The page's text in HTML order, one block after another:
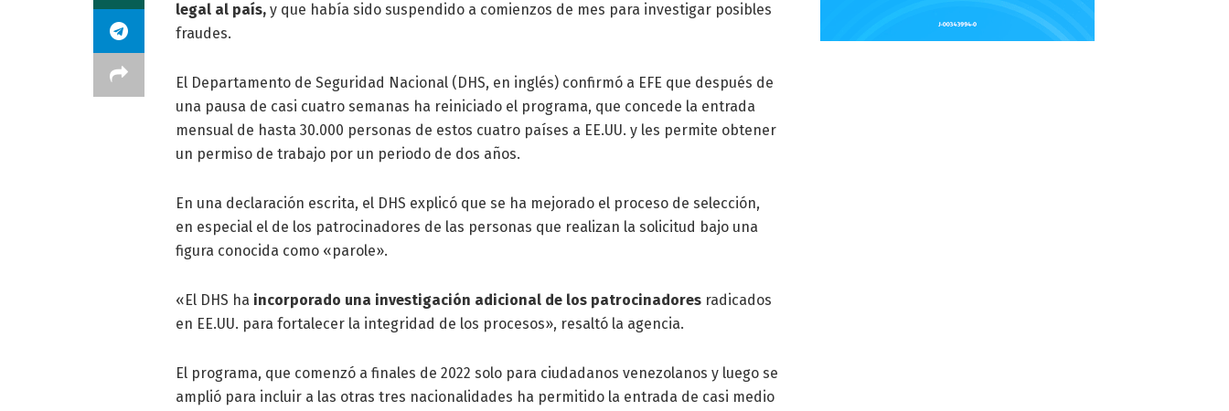
legal al país, y que había sido suspendido a comienzos de mes para investigar posibles
fraudes.
El Departamento de Seguridad Nacional (DHS, en inglés) confirmó a EFE que después de
una pausa de casi cuatro semanas ha reiniciado el programa, que concede la entrada
mensual de hasta 30.000 personas de estos cuatro países a EE.UU. y les permite obtener
un permiso de trabajo por un periodo de dos años.
En una declaración escrita, el DHS explicó que se ha mejorado el proceso de selección,
en especial el de los patrocinadores de las personas que realizan la solicitud bajo una
figura conocida como «parole».
«El DHS ha incorporado una investigación adicional de los patrocinadores radicados
en EE.UU. para fortalecer la integridad de los procesos», resaltó la agencia.
El programa, que comenzó a finales de 2022 solo para ciudadanos venezolanos y luego se
amplió para incluir a las otras tres nacionalidades ha permitido la entrada de casi medio